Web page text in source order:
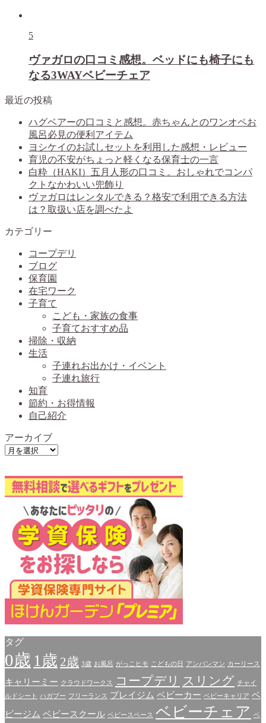
5
ヴァガロの口コミ感想。ベッドにも椅子にも
なる3WAYベビーチェア
最近の投稿
ハグベアーの口コミと感想。赤ちゃんとのワンオペお
風呂必見の便利アイテム
ヨシケイのお試しセットを利用した感想・レビュー
育児の不安がちょっと軽くなる保育士の一言
白粋（HAKI）五月人形の口コミ。おしゃれでコンパ
クトなかわいい兜飾り
ヴァガロはレンタルできる？格安で利用できる方法
は？取扱い店を調べたよ
カテゴリー
コープデリ
ブログ
保育園
在宅ワーク
子育て
こども・家族の食事
子育ておすすめ品
掃除・収納
生活
子連れお出かけ・イベント
子連れ旅行
知育
節約・お得情報
自己紹介
アーカイブ
ア
カ
イ
ブ
タグ
0歳 1歳 2歳 3歳 お風呂 がっこヒモ こどもの日 アンパンマン カーリース
キャリーミー クラウドワークス コープデリ スリング チャイ
ルドシート
ハガブー フリーランス プレイジム ベビーカー ベビーキャリア ベ
ビージム ベビースクール ベビースペース ベビーチェア ベ